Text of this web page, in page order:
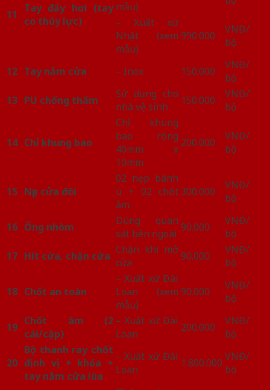
11
Tay đẩy hơi (tay
co thủy lực)
mẫu)
– Xuất xứ
Nhật (xem
mẫu)
990.000
VNĐ/
bộ
12 Tay nắm cửa – Inox 150.000
VNĐ/
bộ
13 PU chống thấm
Sử dụng cho
nhà vệ sinh
150.000
VNĐ/
bộ
14 Chỉ khung bao
Chỉ khung
bao rộng
40mm x
10mm
200.000
VNĐ/
bộ
15 Nẹp cửa đôi
02 nẹp bánh
ú + 02 chốt
âm
300.000
VNĐ/
bộ
16 Ống nhòm
Dùng quan
sát bên ngoài 90.000
VNĐ/
bộ
17 Hít cửa, chặn cửa Chặn khi mở
cửa
90.000
VNĐ/
bộ
18 Chốt an toàn
– Xuất xứ Đài
Loan (xem
mẫu)
90.000
VNĐ/
bộ
19 Chốt âm (2
cái/cặp)
– Xuất xứ Đài
Loan
200.000
VNĐ/
bộ
20
Bộ thanh ray chốt
định vị + khóa +
tay nắm cửa lùa
– Xuất xứ Đài
Loan
1.800.000 VNĐ/
bộ